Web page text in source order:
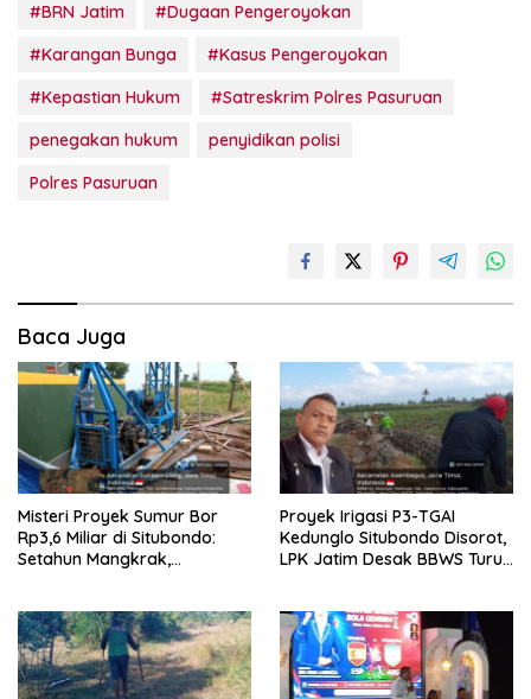
#BRN Jatim
#Dugaan Pengeroyokan
#Karangan Bunga
#Kasus Pengeroyokan
#Kepastian Hukum
#Satreskrim Polres Pasuruan
penegakan hukum
penyidikan polisi
Polres Pasuruan
Baca Juga
Misteri Proyek Sumur Bor
Rp3,6 Miliar di Situbondo:
Setahun Mangkrak,
ke KPK
Proyek Irigasi P3-TGAI
Kedunglo Situbondo Disorot,
LPK Jatim Desak BBWS Turun